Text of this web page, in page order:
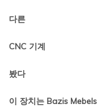
다른
CNC 기계
봤다
이 장치는 Bazis